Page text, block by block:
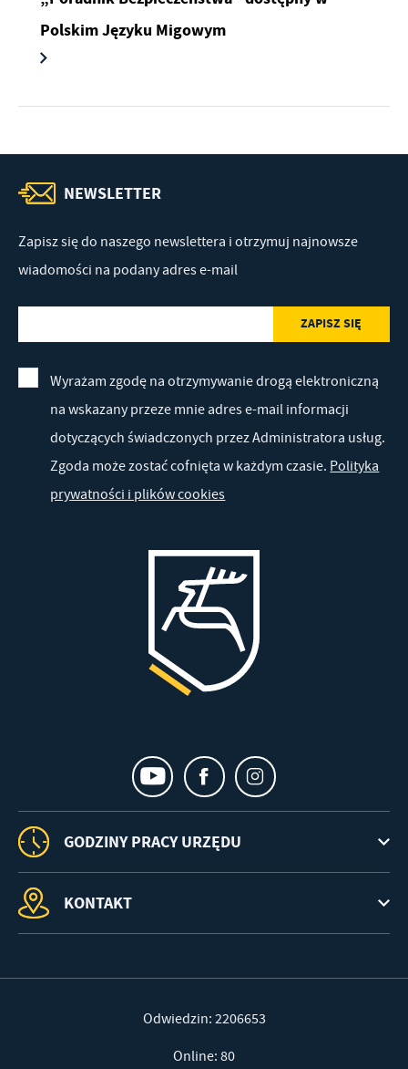
Polskim Języku Migowym
NEWSLETTER
Zapisz się do naszego newslettera i otrzymuj najnowsze
wiadomości na podany adres e-mail
Wyrażam zgodę na otrzymywanie drogą elektroniczną
na wskazany przeze mnie adres e-mail informacji
dotyczących świadczonych przez Administratora usług.
Zgoda może zostać cofnięta w każdym czasie. Polityka
prywatności i plików cookies
GODZINY PRACY URZĘDU
KONTAKT
Odwiedzin: 2206653
Online: 80